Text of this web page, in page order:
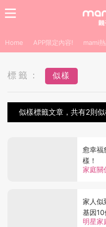
Home APP限定內容! mami
標籤： 似樣
似樣標籤文章，共有2則
家庭關
愈幸福
樣！
明星家
家人似到十足十
基因